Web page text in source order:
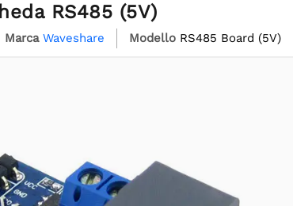
RS485 (5V)
Marca Waveshare Modello RS485 Board (5V)